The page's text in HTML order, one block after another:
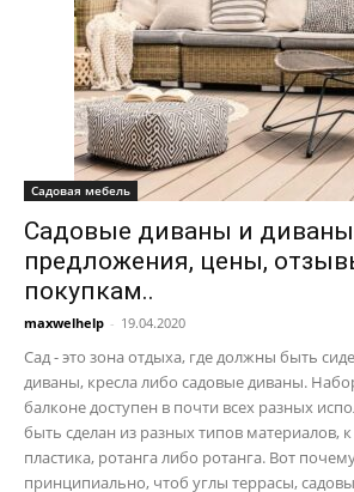
Садовая мебель
Садовые диваны и
предложения, цены,
покупкам..
maxwelhelp - 19.04.2020
Сад - это зона отдыха, где должны быть
диваны, кресла либо садовые диваны.
балконе доступен в почти всех разных
быть сделан из разных типов материалов,
пластика, ротанга либо ротанга. Вот
принципиально, чтоб углы террасы,